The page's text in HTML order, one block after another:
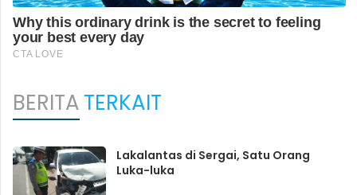
BERITATERKAIT
Lakalantas di Sergai, Satu Orang
Luka-luka